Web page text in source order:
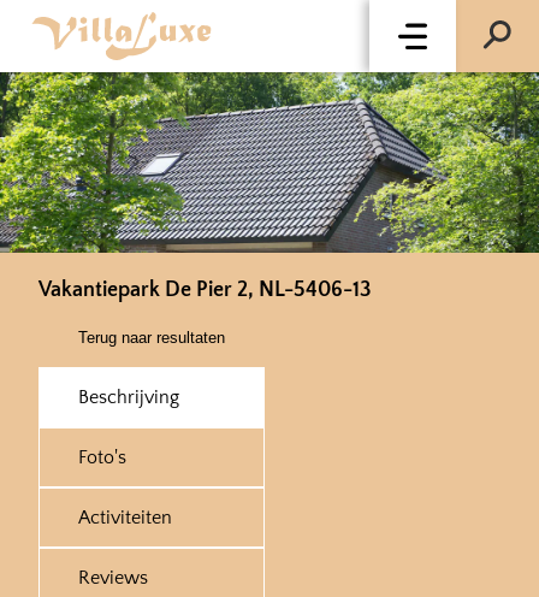
Vakantiepark De Pier 2, NL-5406-13
Terug naar resultaten
Beschrijving
Foto's
Activiteiten
Reviews